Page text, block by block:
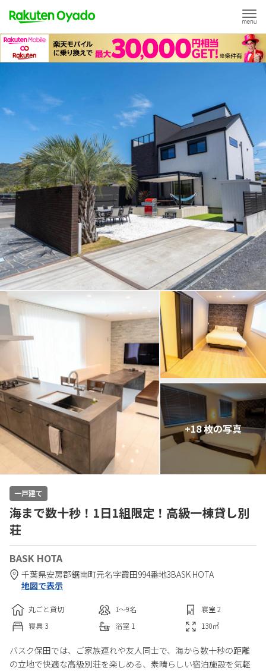
+18 枚の写真
一戸建て
海まで数十秒！1日1組限定！高級一棟貸し別
荘
BASK HOTA
千葉県安房郡鋸南町元名字霞田994番地3BASK HOTA
地図で表示
丸ごと貸切 1〜9名 寝室 2
寝具 3 浴室 1 130㎡
バスク保田では、ご家族連れや友人同士で、海から数十秒の距離
の立地で快適な高級別荘を楽しめる、素晴らしい宿泊施設を気軽